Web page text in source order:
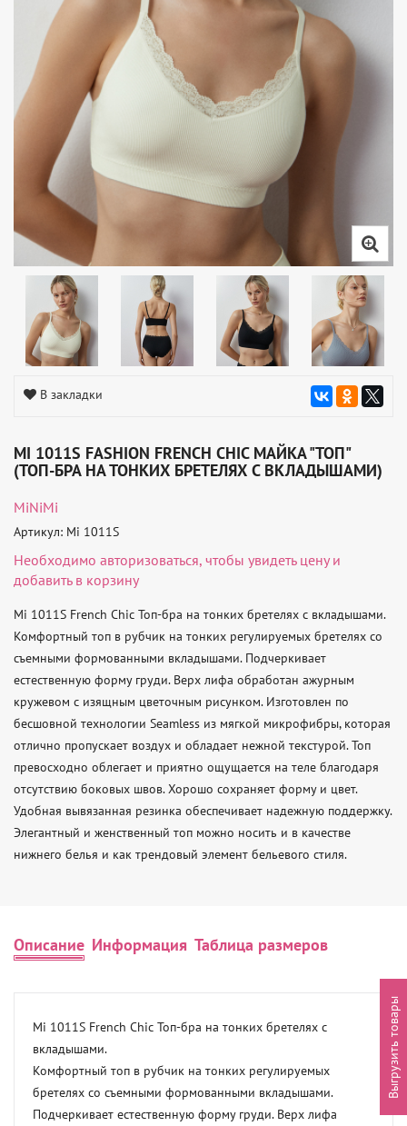
В закладки
MI 1011S FASHION FRENCH CHIC МАЙКА "ТОП"
(ТОП-БРА НА ТОНКИХ БРЕТЕЛЯХ С ВКЛАДЫШАМИ)
MiNiMi
Артикул: Mi 1011S
Необходимо авторизоваться, чтобы увидеть цену и
добавить в корзину
Mi 1011S French Chic Топ-бра на тонких бретелях с вкладышами.
Комфортный топ в рубчик на тонких регулируемых бретелях со
съемными формованными вкладышами. Подчеркивает
естественную форму груди. Верх лифа обработан ажурным
кружевом с изящным цветочным рисунком. Изготовлен по
бесшовной технологии Seamless из мягкой микрофибры, которая
отлично пропускает воздух и обладает нежной текстурой. Топ
превосходно облегает и приятно ощущается на теле благодаря
отсутствию боковых швов. Хорошо сохраняет форму и цвет.
Удобная вывязанная резинка обеспечивает надежную поддержку.
Элегантный и женственный топ можно носить и в качестве
нижнего белья и как трендовый элемент бельевого стиля.
Описание Информация Таблица размеров
Mi 1011S French Chic Топ-бра на тонких бретелях с
вкладышами.
Комфортный топ в рубчик на тонких регулируемых
бретелях со съемными формованными вкладышами.
Подчеркивает естественную форму груди. Верх лифа
Выгрузить товары